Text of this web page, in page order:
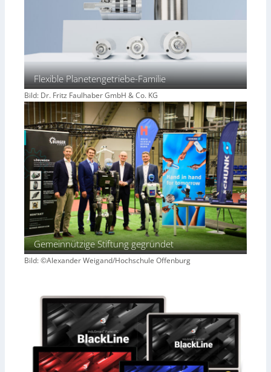
Flexible Planetengetriebe-Familie
Bild: Dr. Fritz Faulhaber GmbH & Co. KG
Gemeinnützige Stiftung gegründet
Bild: ©Alexander Weigand/Hochschule Offenburg